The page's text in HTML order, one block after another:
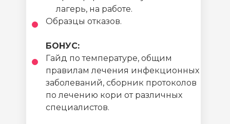
лагерь, на работе.
Образцы отказов.
БОНУС:
Гайд по температуре, общим
правилам лечения инфекционных
заболеваний, сборник протоколов
по лечению кори от различных
специалистов.